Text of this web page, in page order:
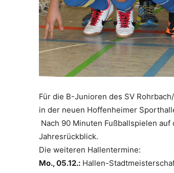
Für die B-Junioren des SV
in der neuen Hoffenheimer
Nach 90 Minuten Fußballspielen
Jahresrückblick.
Die weiteren Hallentermine:
Mo., 05.12.: Hallen-